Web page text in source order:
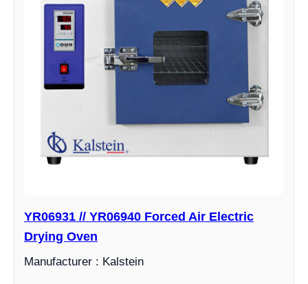
YR06931 // YR06940 Forced Air Electric
Drying Oven
Manufacturer : Kalstein